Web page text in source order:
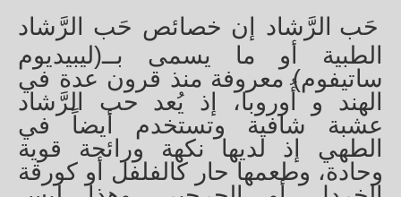
حَب الرَّشاد إن خصائص حَب الرَّشاد
الطبية أو ما يسمى بــ(ليبيديوم
ساتيفوم) معروفة منذ قرون عدة في
الهند و أُوروبا، إذ يُعد حب الرَّشاد
عشبة شافية وتستخدم أيضاً في
الطهي إذ لديها نكهة ورائحة قوية
وحادة، وطعمها حار كالفلفل أو كورقة